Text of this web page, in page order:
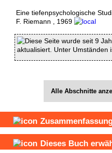
Eine tiefenpsychologische
F. Riemann
1969
Diese Seite wurde seit 9
aktualisiert. Unter Umständen
Alle Abschnitte
Dieses Buch